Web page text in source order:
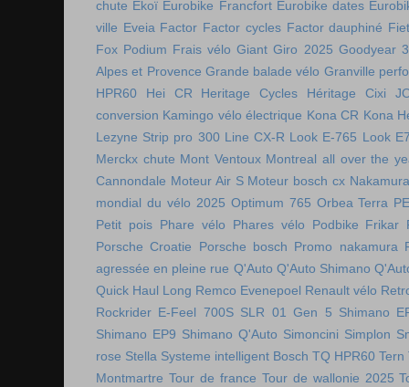
chute Ekoï Eurobike Francfort Eurobike dates
ville Eveia Factor Factor cycles Factor dauphiné
Fox Podium Frais vélo Giant Giro 2025 Goodyear
Alpes et Provence Grande balade vélo Granville
HPR60
Hei CR Heritage Cycles Héritage Cixi
conversion Kamingo vélo électrique Kona CR Kona
Lezyne Strip pro 300 Line CX-R Look E-765 Look
Merckx chute Mont Ventoux Montreal all over the
Cannondale Moteur Air S Moteur bosch cx
mondial du vélo 2025 Optimum 765 Orbea Terra
Petit pois Phare vélo Phares vélo Podbike Frikar
Porsche Croatie
Porsche bosch Promo nakamura
agressée en pleine rue Q'Auto Q'Auto Shimano
Quick Haul Long Remco Evenepoel Renault vélo
Rockrider E-Feel 700S SLR 01 Gen 5 Shimano
Shimano EP9 Shimano Q'Auto Simoncini Simplon
rose Stella Systeme intelligent Bosch TQ HPR60 Tern
Montmartre Tour de france Tour de wallonie 2025